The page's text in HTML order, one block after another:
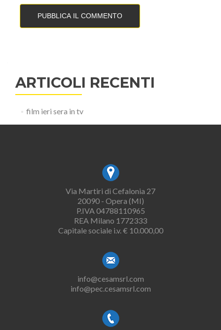
ARTICOLI RECENTI
film ieri sera in tv
Via Martiri di Cefalonia 27
20090 - Opera (MI)
P.IVA 04788110965
REA Milano 1772333
Capitale sociale i.v. € 10.000,00
info@cesamsrl.com
info@pec.cesamsrl.com